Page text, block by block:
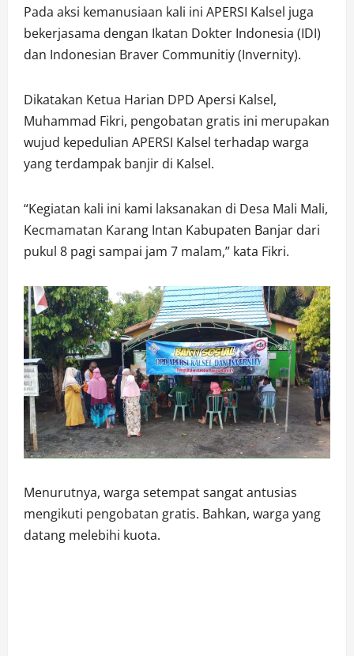
Pada aksi kemanusiaan kali ini APERSI Kalsel juga
bekerjasama dengan Ikatan Dokter Indonesia (IDI)
dan Indonesian Braver Communitiy (Invernity).
Dikatakan Ketua Harian DPD Apersi Kalsel,
Muhammad Fikri, pengobatan gratis ini merupakan
wujud kepedulian APERSI Kalsel terhadap warga
yang terdampak banjir di Kalsel.
“Kegiatan kali ini kami laksanakan di Desa Mali Mali,
Kecmamatan Karang Intan Kabupaten Banjar dari
pukul 8 pagi sampai jam 7 malam,” kata Fikri.
Menurutnya, warga setempat sangat antusias
mengikuti pengobatan gratis. Bahkan, warga yang
datang melebihi kuota.